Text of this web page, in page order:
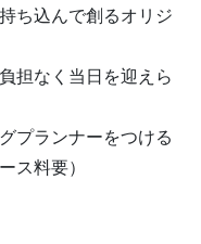
ち込んで創るオリジ
担なく当日を迎えら
プランナーをつける
ス料要）